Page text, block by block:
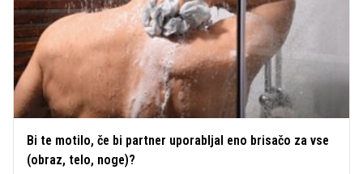
Bi te motilo, če bi partner uporabljal eno brisačo za vse
(obraz, telo, noge)?